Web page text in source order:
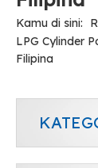
Kamu di sini:
LPG Cylinder
Filipina